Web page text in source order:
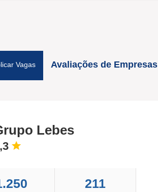
Vagas Avaliações de Empresas
Lebes
211